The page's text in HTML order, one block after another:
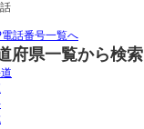
電話番号一覧へ
府県一覧から検索